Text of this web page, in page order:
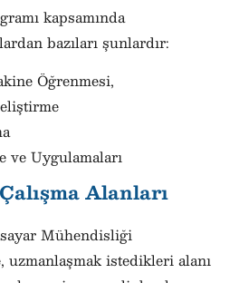
kapsamında
bazıları şunlardır:
Öğrenmesi,
ve Uygulamaları
Alanları
Mühendisliği
istedikleri alanı